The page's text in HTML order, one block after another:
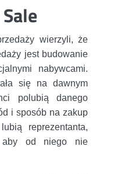
wierzyli, że
jest budowanie
nabywcami.
się na dawnym
polubią danego
i sposób na zakup
reprezentanta,
od niego nie